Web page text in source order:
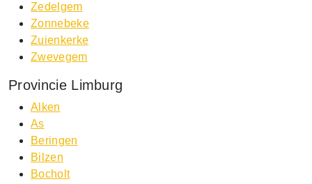
Zedelgem
Zonnebeke
Zuienkerke
Zwevegem
Provincie Limburg
Alken
As
Beringen
Bilzen
Bocholt